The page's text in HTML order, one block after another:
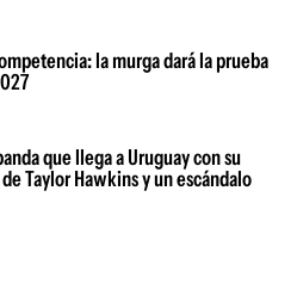
la murga dará la prueba
que llega a Uruguay con su
Taylor Hawkins y un escándalo